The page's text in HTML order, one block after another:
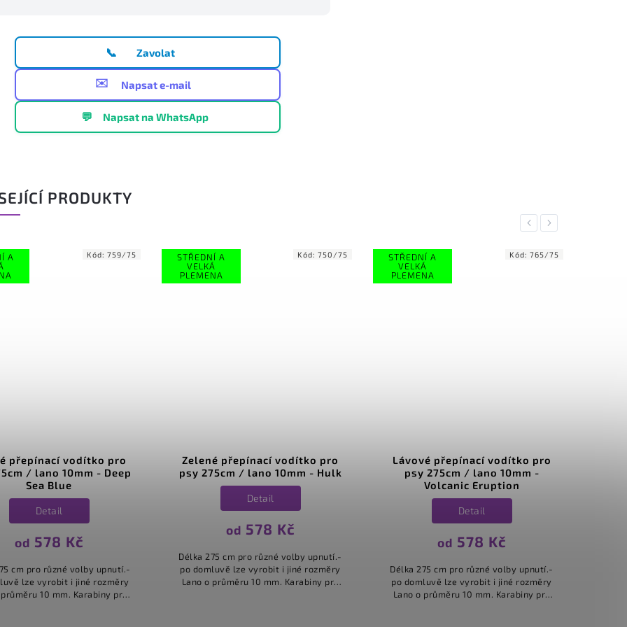
📞 Zavolat
✉️ Napsat e-mail
💬 Napsat na WhatsApp
PRODUKTY
Previous
A
VELKÁ
přepínací vodítko pro
275cm / lano 10mm - Hulk
578 Kč
Detail
domluvě lze vyrobit i jiné rozměry
o průměru 10 mm. Karabiny pro
i maxi plemena. Vodítka stejného
Kód: 750/75
STŘEDNÍ A
VELKÁ
PLEMENA
Lávové přepínací vodítko pro
psy 275cm / lano 10mm -
Volcanic Eruption
578 Kč
Detail
Délka 275 cm pro různé volby upnutí.-
po domluvě lze vyrobit i jiné rozměry
Kód: 765/75
STŘEDNÍ A
VELKÁ
PLEMENA
Modré přepínací vodítko pro
psy 275cm / lano 10mm -
Neptunus
od578 Kč
Detail
Délka 275 cm pro různé volby upnutí.-
po domluvě lze vyrobit i jiné rozměry
Lano o průměru 10 mm. Karabiny pro
Kód: 756/75
Next